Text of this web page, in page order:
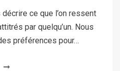
ce que l’on ressent
par quelqu’un. Nous
préférences pour…